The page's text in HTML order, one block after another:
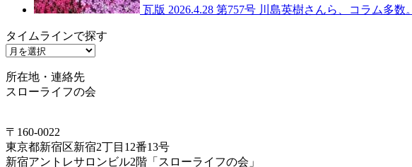
瓦版 2026.4.28 第757号 川島英樹さんら、コラム多数。
タイムラインで探す
タ
ム
ラ
で
探
所在地・連絡先
スローライフの会
〒160-0022
東京都新宿区新宿2丁目12番13号
新宿アントレサロンビル2階「スローライフの会」